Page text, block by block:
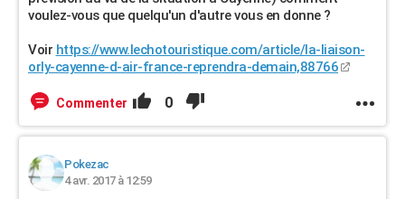
voulez-vous que quelqu'un d'autre vous en donne ?
Voir https://www.lechotouristique.com/article/la-liaison-
orly-cayenne-d-air-france-reprendra-demain,88766
Commenter 0
Pokezac
4 avr. 2017 à 12:59